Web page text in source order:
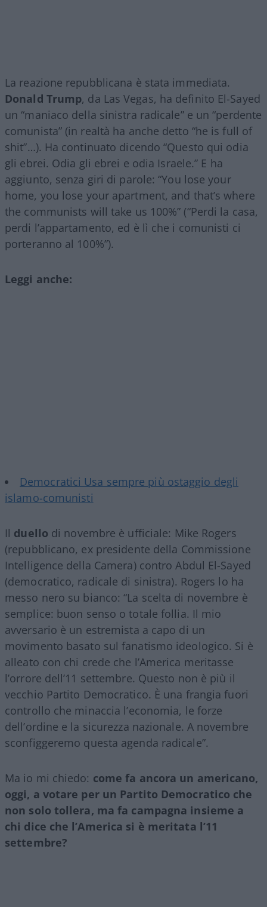
La reazione repubblicana è stata immediata.
Donald Trump, da Las Vegas, ha definito El-Sayed
un “maniaco della sinistra radicale” e un “perdente
comunista” (in realtà ha anche detto “he is full of
shit”…). Ha continuato dicendo “Questo qui odia
gli ebrei. Odia gli ebrei e odia Israele.” E ha
aggiunto, senza giri di parole: “You lose your
home, you lose your apartment, and that’s where
the communists will take us 100%” (“Perdi la casa,
perdi l’appartamento, ed è lì che i comunisti ci
porteranno al 100%”).
Leggi anche:
Democratici Usa sempre più ostaggio degli
islamo-comunisti
Il duello di novembre è ufficiale: Mike Rogers
(repubblicano, ex presidente della Commissione
Intelligence della Camera) contro Abdul El-Sayed
(democratico, radicale di sinistra). Rogers lo ha
messo nero su bianco: “La scelta di novembre è
semplice: buon senso o totale follia. Il mio
avversario è un estremista a capo di un
movimento basato sul fanatismo ideologico. Si è
alleato con chi crede che l’America meritasse
l’orrore dell’11 settembre. Questo non è più il
vecchio Partito Democratico. È una frangia fuori
controllo che minaccia l’economia, le forze
dell’ordine e la sicurezza nazionale. A novembre
sconfiggeremo questa agenda radicale”.
Ma io mi chiedo: come fa ancora un americano,
oggi, a votare per un Partito Democratico che
non solo tollera, ma fa campagna insieme a
chi dice che l’America si è meritata l’11
settembre?